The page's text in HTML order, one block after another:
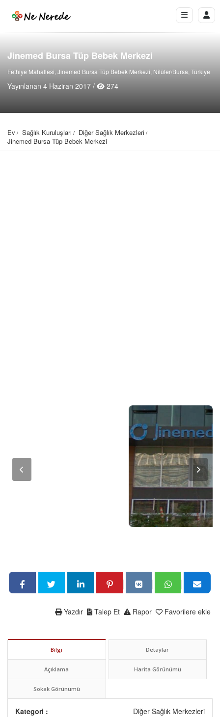
Jinemed Bursa Tüp Bebek Merkezi
Fethiye Mahallesi, Jinemed Bursa Tüp Bebek Merkezi, Nilüfer/Bursa, Türkiye
Yayınlanan 4 Haziran 2017 / 274
Ev Sağlık Kuruluşları
Diğer Sağlık Merkezleri
Jinemed Bursa Tüp Bebek Merkezi
Favorilere ekle
Rapor
Talep Et
Yazdır
Bilgi Detaylar
Açıklama Harita Görünümü
Sokak Görünümü
Kategori :
Diğer Sağlık Merkezleri